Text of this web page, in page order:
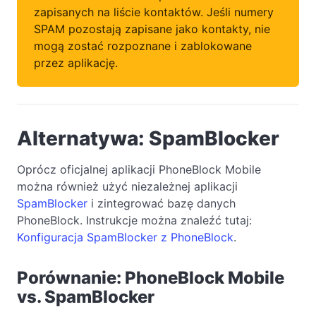
zapisanych na liście kontaktów. Jeśli numery
SPAM pozostają zapisane jako kontakty, nie
mogą zostać rozpoznane i zablokowane
przez aplikację.
Alternatywa: SpamBlocker
Oprócz oficjalnej aplikacji PhoneBlock Mobile
można również użyć niezależnej aplikacji
SpamBlocker i zintegrować bazę danych
PhoneBlock. Instrukcje można znaleźć tutaj:
Konfiguracja SpamBlocker z PhoneBlock.
Porównanie: PhoneBlock Mobile
vs. SpamBlocker